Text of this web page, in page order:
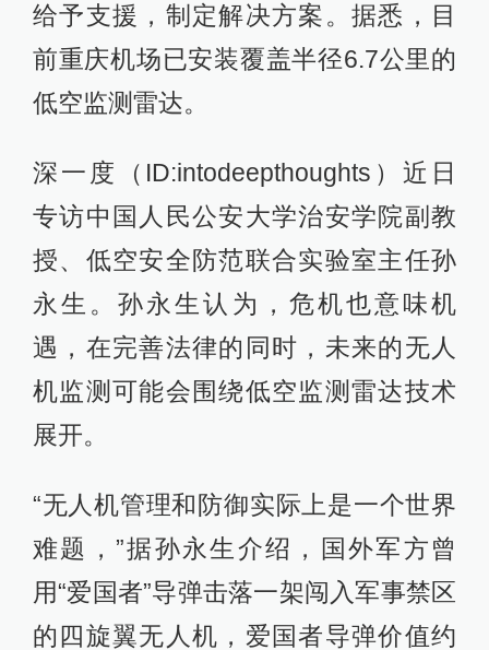
给予支援，制定解决方案。据悉，目
前重庆机场已安装覆盖半径6.7公里的
低空监测雷达。
深一度（ID:intodeepthoughts）近日
专访中国人民公安大学治安学院副教
授、低空安全防范联合实验室主任孙
永生。孙永生认为，危机也意味机
遇，在完善法律的同时，未来的无人
机监测可能会围绕低空监测雷达技术
展开。
“无人机管理和防御实际上是一个世界
难题，”据孙永生介绍，国外军方曾
用“爱国者”导弹击落一架闯入军事禁区
的四旋翼无人机，爱国者导弹价值约